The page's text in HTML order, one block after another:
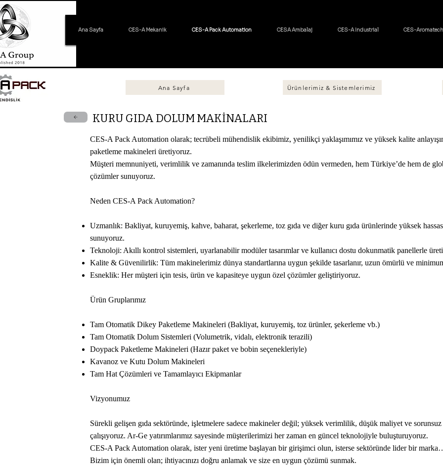
Ana Sayfa CES-A Mekanik CES-A Pack Automation CESA Ambalaj CES-A Industrial CES-Aromatech
Ana Sayfa Ürünlerimiz & Sistemlerimiz
KURU GIDA DOLUM MAKİNALARI
CES-A Pack Automation olarak; tecrübeli mühendislik ekibimiz, yenilikçi yaklaşımımız ve yüksek kalite
paketleme makineleri üretiyoruz.
Müşteri memnuniyeti, verimlilik ve zamanında teslim ilkelerimizden ödün vermeden, hem Türkiye’de hem de
çözümler sunuyoruz.
Neden CES-A Pack Automation?
Uzmanlık: Bakliyat, kuruyemiş, kahve, baharat, şekerleme, toz gıda ve diğer kuru gıda ürünlerinde yüksek
sunuyoruz.
Teknoloji: Akıllı kontrol sistemleri, uyarlanabilir modüler tasarımlar ve kullanıcı dostu dokunmatik panellerle
Kalite & Güvenilirlik: Tüm makinelerimiz dünya standartlarına uygun şekilde tasarlanır, uzun ömürlü ve
Esneklik: Her müşteri için tesis, ürün ve kapasiteye uygun özel çözümler geliştiriyoruz.
Ürün Gruplarımız
Tam Otomatik Dikey Paketleme Makineleri (Bakliyat, kuruyemiş, toz ürünler, şekerleme vb.)
Tam Otomatik Dolum Sistemleri (Volumetrik, vidalı, elektronik terazili)
Doypack Paketleme Makineleri (Hazır paket ve bobin seçenekleriyle)
Kavanoz ve Kutu Dolum Makineleri
Tam Hat Çözümleri ve Tamamlayıcı Ekipmanlar
Vizyonumuz
Sürekli gelişen gıda sektöründe, işletmelere sadece makineler değil; yüksek verimlilik, düşük maliyet ve
çalışıyoruz. Ar-Ge yatırımlarımız sayesinde müşterilerimizi her zaman en güncel teknolojiyle buluşturuyoruz.
CES-A Pack Automation olarak, ister yeni üretime başlayan bir girişimci olun, isterse sektöründe lider bir
Bizim için önemli olan; ihtiyacınızı doğru anlamak ve size en uygun çözümü sunmak.